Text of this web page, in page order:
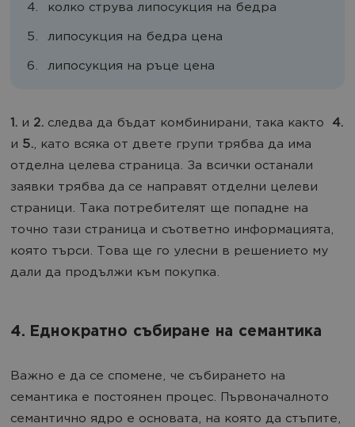
колко струва липосукция на бедра
липосукция на бедра цена
липосукция на ръце цена
1. и 2. следва да бъдат комбинирани, така както
4.
и 5., като всяка от двете групи трябва да има
отделна целева страница. За всички останали
заявки трябва да се направят отделни целеви
страници. Така потребителят ще попадне на
точно тази страница и съответно информацията,
която търси. Това ще го улесни в решението му
дали да продължи към покупка.
4. Еднократно събиране на семантика
Важно е да се спомене, че събирането на
семантика е постоянен процес. Първоначалното
семантично ядро е основата, на която да стъпите,